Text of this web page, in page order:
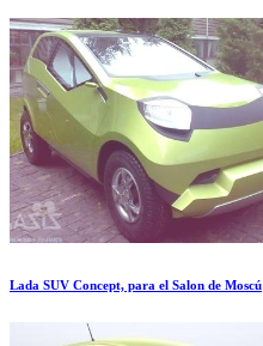
Lada SUV Concept, para el Salon de Moscú